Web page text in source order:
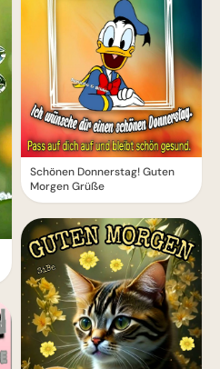
Schönen Donnerstag! Guten
Morgen Grüße